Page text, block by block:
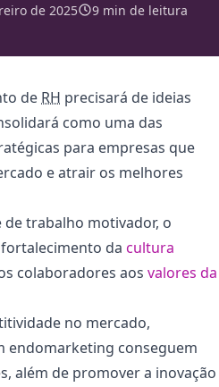
de 2025 9 min de leitura
de RH precisará de ideias
como uma das
para empresas que
e atrair os melhores
trabalho motivador, o
da cultura
colaboradores aos valores da
no mercado,
endomarketing conseguem
além de promover a inovação